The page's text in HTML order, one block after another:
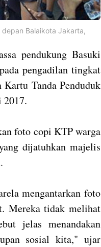
Balaikota Jakarta,
pendukung Basuki
pengadilan tingkat
Tanda Penduduk
2017.
foto copi KTP warga
dijatuhkan majelis
mengantarkan foto
Mereka tidak melihat
jelas menandakan
sosial kita," ujar